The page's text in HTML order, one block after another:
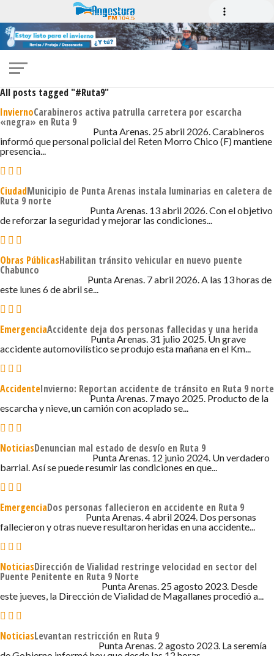
All posts tagged "#Ruta9"
InviernoCarabineros activa patrulla carretera por escarcha
«negra» en Ruta 9
25 DE ABRIL DE 2026 - 12:22 Punta Arenas. 25 abril 2026. Carabineros
informó que personal policial del Reten Morro Chico (F) mantiene
presencia...
CiudadMunicipio de Punta Arenas instala luminarias en caletera de
Ruta 9 norte
Punta Arenas. 13 abril 2026. Con el objetivo
de reforzar la seguridad y mejorar las condiciones...
Obras PúblicasHabilitan tránsito vehicular en nuevo puente
Chabunco
Punta Arenas. 7 abril 2026. A las 13 horas de
este lunes 6 de abril se...
EmergenciaAccidente deja dos personas fallecidas y una herida
31 DE JULIO DE 2025 - 11:18 Punta Arenas. 31 julio 2025. Un grave
accidente automovilístico se produjo esta mañana en el Km...
AccidenteInvierno: Reportan accidente de tránsito en Ruta 9 norte
7 DE MAYO DE 2025 - 10:48Punta Arenas. 7 mayo 2025. Producto de la
escarcha y nieve, un camión con acoplado se...
NoticiasDenuncian mal estado de desvío en Ruta 9
Punta Arenas. 12 junio 2024. Un verdadero
barrial. Así se puede resumir las condiciones en que...
EmergenciaDos personas fallecieron en accidente en Ruta 9
4 DE ABRIL DE 2024 - 1:19 Punta Arenas. 4 abril 2024. Dos personas
fallecieron y otras nueve resultaron heridas en una accidente...
NoticiasDirección de Vialidad restringe velocidad en sector del
Puente Penitente en Ruta 9 Norte
Punta Arenas. 25 agosto 2023. Desde
este jueves, la Dirección de Vialidad de Magallanes procedió a...
NoticiasLevantan restricción en Ruta 9
Punta Arenas. 2 agosto 2023. La seremía